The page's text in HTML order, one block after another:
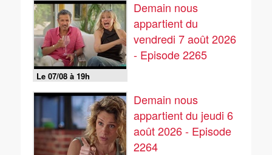
Le 07/08 à 19h
Demain nous
appartient du
vendredi 7 août 2026
- Episode 2265
Demain nous
appartient du jeudi 6
août 2026 - Episode
2264